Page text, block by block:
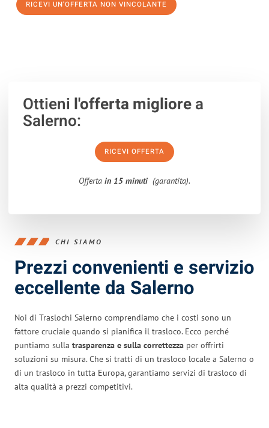
RICEVI UN'OFFERTA NON VINCOLANTE
Ottieni l'offerta migliorea
Salerno:
RICEVI OFFERTA
Offerta in 15 minuti (garantita).
CHI SIAMO
Prezzi convenienti e servizio
eccellente da Salerno
Noi di Traslochi Salerno comprendiamo che i costi sono un
fattore cruciale quando si pianifica il trasloco. Ecco perché
puntiamo sulla trasparenza e sulla correttezza per offrirti
soluzioni su misura. Che si tratti di un trasloco locale a Salerno o
di un trasloco in tutta Europa, garantiamo servizi di trasloco di
alta qualità a prezzi competitivi.